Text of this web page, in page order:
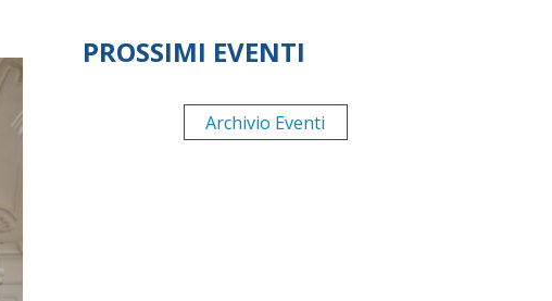
PROSSIMI EVENTI
Archivio Eventi